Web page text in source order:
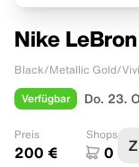
Nike
Black/Metallic Gold/
Verfügbar Do. 23.
Preis
200 €
Shops
0